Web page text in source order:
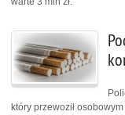
który przewoził